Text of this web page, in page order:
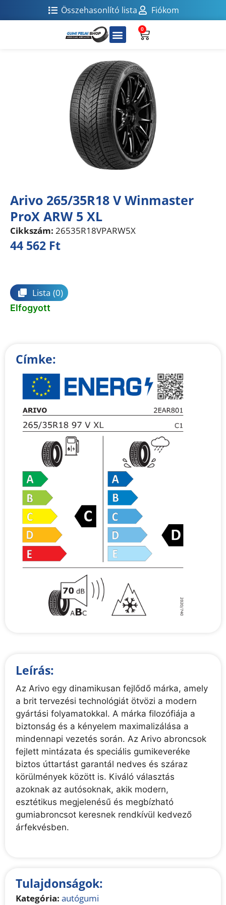
Összehasonlító lista Fiókom
0
Arivo 265/35R18 V Winmaster
ProX ARW 5 XL
Cikkszám: 26535R18VPARW5X
44 562 Ft
Lista (0)
Elfogyott
Címke:
Leírás:
Az Arivo egy dinamikusan fejlődő márka, amely
a brit tervezési technológiát ötvözi a modern
gyártási folyamatokkal. A márka filozófiája a
biztonság és a kényelem maximalizálása a
mindennapi vezetés során. Az Arivo abroncsok
fejlett mintázata és speciális gumikeveréke
biztos úttartást garantál nedves és száraz
körülmények között is. Kiváló választás
azoknak az autósoknak, akik modern,
esztétikus megjelenésű és megbízható
gumiabroncsot keresnek rendkívül kedvező
árfekvésben.
Tulajdonságok:
Kategória: autógumi